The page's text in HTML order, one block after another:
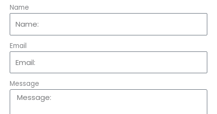
Name
Email
Message